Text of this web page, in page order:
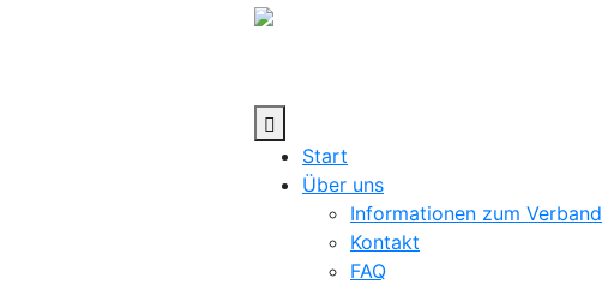
Start
Über uns
Informationen zum Verband
Kontakt
FAQ